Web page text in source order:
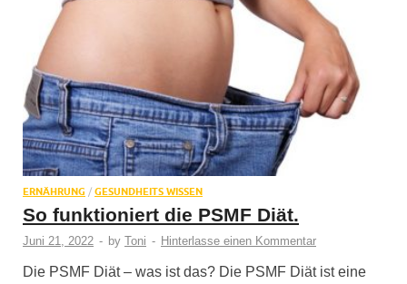
ERNÄHRUNG / GESUNDHEITS WISSEN
So funktioniert die PSMF Diät.
Juni 21, 2022 - by Toni - Hinterlasse einen Kommentar
Die PSMF Diät – was ist das? Die PSMF Diät ist eine